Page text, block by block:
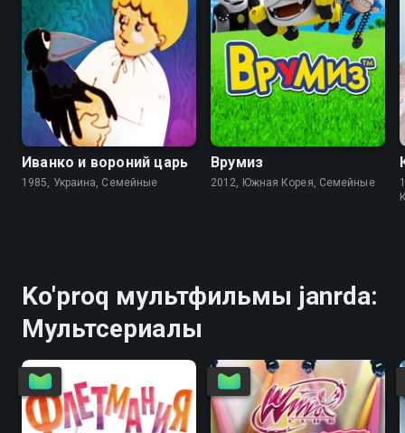
6.3 6.6
Иванко и вороний царь
1985, Украина, Семейные
6.2 5.6
Врумиз
2012, Южная Корея, Семейные
Ko'proq мультфильмы janrda:
Мультсериалы